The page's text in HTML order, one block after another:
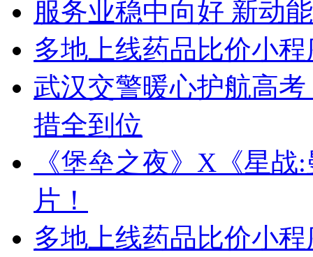
服务业稳中向好 新动
多地上线药品比价小
武汉交警暖心护航高
措全到位
《堡垒之夜》X《星
片！
多地上线药品比价小